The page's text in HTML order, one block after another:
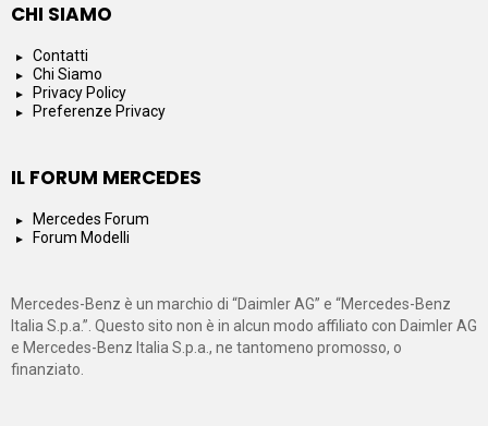
CHI SIAMO
Contatti
Chi Siamo
Privacy Policy
Preferenze Privacy
IL FORUM MERCEDES
Mercedes Forum
Forum Modelli
Mercedes-Benz è un marchio di “Daimler AG” e “Mercedes-Benz
Italia S.p.a.”. Questo sito non è in alcun modo affiliato con Daimler AG
e Mercedes-Benz Italia S.p.a., ne tantomeno promosso, o
finanziato.